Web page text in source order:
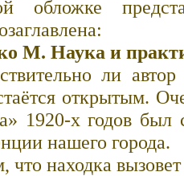
обложке
М. Наука и
ли автор
открытым.
1920-х годов
нашего города.
находка вызовет